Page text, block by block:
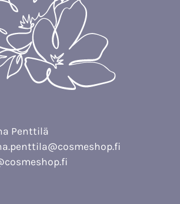
Penttilä